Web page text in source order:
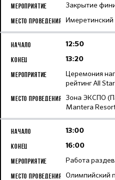
Закрытие
12:50
13:20
Церемония
рейтинг All
Зона ЭКСПО
Mantera
13:00
16:00
Работа
Олимпийский